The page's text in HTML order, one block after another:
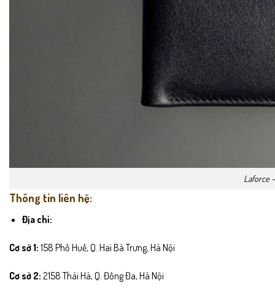
Laforce
Thông tin liên hệ:
Địa chỉ:
Cơ sở 1: 158 Phố Huế, Q. Hai Bà Trưng, Hà Nội
Cơ sở 2: 2158 Thái Hà, Q. Đống Đa, Hà Nội